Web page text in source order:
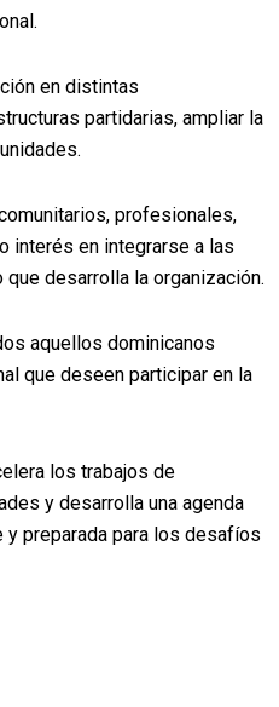
en distintas
partidarias, ampliar la
profesionales,
interés en integrarse a las
desarrolla la organización.
aquellos dominicanos
que deseen participar en la
los trabajos de
y desarrolla una agenda
y preparada para los desafíos